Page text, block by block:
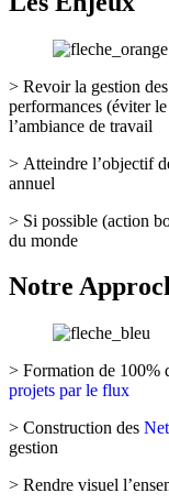
> Revoir la gestion
performances (éviter
l’ambiance de travail
> Atteindre l’objectif
annuel
> Si possible (action
du monde
Notre
> Formation de 100%
projets par le flux
> Construction des
gestion
> Rendre visuel